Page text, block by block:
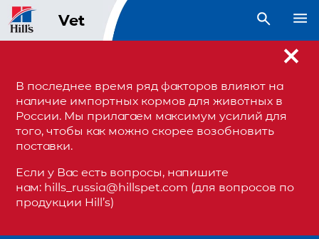
Vet open search
В последнее время ряд факторов влияют на
наличие импортных кормов для животных в
России. Мы прилагаем максимум усилий для
того, чтобы как можно скорее возобновить
поставки.
Если у Вас есть вопросы, напишите
нам: hills_russia@hillspet.com (для вопросов по
продукции Hill’s)